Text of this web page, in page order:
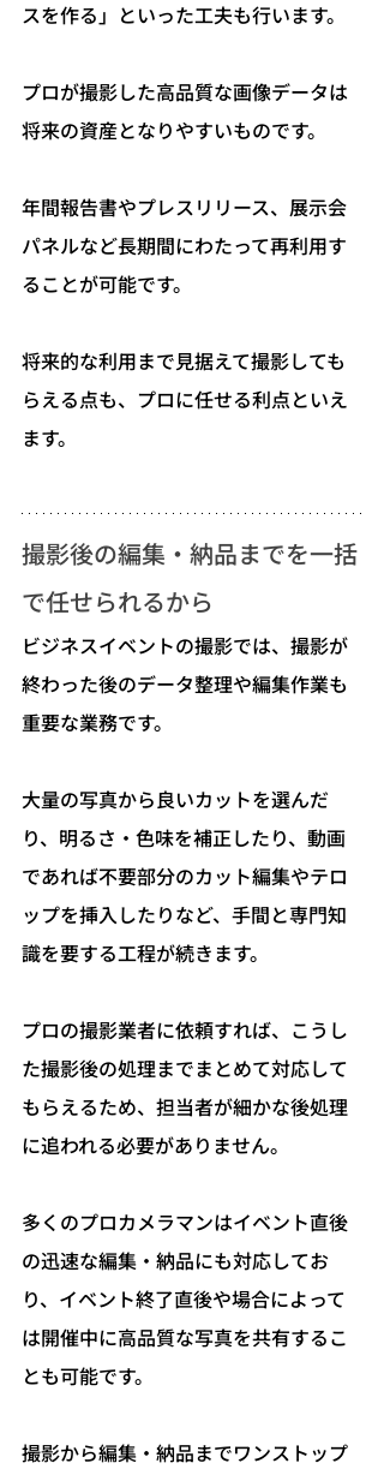
スを作る」といった工夫も行います。
プロが撮影した高品質な画像データは
将来の資産となりやすいものです。
年間報告書やプレスリリース、展示会
パネルなど長期間にわたって再利用す
ることが可能です。
将来的な利用まで見据えて撮影しても
らえる点も、プロに任せる利点といえ
ます。
撮影後の編集・納品までを一括
で任せられるから
ビジネスイベントの撮影では、撮影が
終わった後のデータ整理や編集作業も
重要な業務です。
大量の写真から良いカットを選んだ
り、明るさ・色味を補正したり、動画
であれば不要部分のカット編集やテロ
ップを挿入したりなど、手間と専門知
識を要する工程が続きます。
プロの撮影業者に依頼すれば、こうし
た撮影後の処理までまとめて対応して
もらえるため、担当者が細かな後処理
に追われる必要がありません。
多くのプロカメラマンはイベント直後
の迅速な編集・納品にも対応してお
り、イベント終了直後や場合によって
は開催中に高品質な写真を共有するこ
とも可能です。
撮影から編集・納品までワンストップ